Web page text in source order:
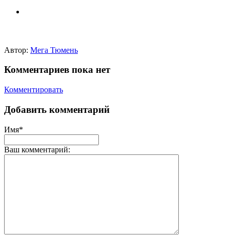
Автор: Мега Тюмень
Комментариев пока нет
Комментировать
Добавить комментарий
Имя*
Ваш комментарий: